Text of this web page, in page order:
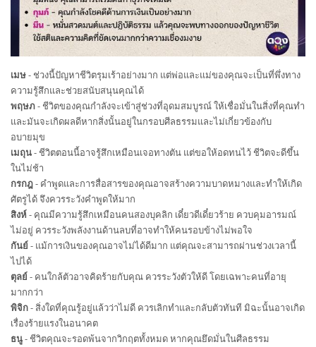
เมษ- ช่วงนี้ปัญหาชีวิตรุมเร้าอย่างมาก แต่พ่อและแม่ของคุณจะเป็นที่พึ่งทาง
ความรู้สึกและช่วยสนับสนุนคุณได้
พฤษภ- ชีวิตของคุณกำลังจะเข้าสู่ช่วงที่อุดมสมบูรณ์ ให้เชื่อมั่นในสิ่งที่คุณทำ
และมันจะเกิดผลดีหากสิ่งนั้นอยู่ในกรอบศีลธรรมและไม่เกี่ยวข้องกับ
อบายมุข
เมถุน- ชีวิตตอนนี้อาจรู้สึกเหมือนเจอทางตัน แต่ขอให้อดทนไว้ ชีวิตจะดีขึ้น
ในไม่ช้า
กรกฎ- คำพูดและการสื่อสารของคุณอาจสร้างความบาดหมางและทำให้เกิด
ศัตรูได้ จึงควรระวังคำพูดให้มาก
สิงห์- คุณมีความรู้สึกเหมือนคนสองบุคลิก เดี๋ยวดีเดี๋ยวร้าย ควบคุมอารมณ์
ไม่อยู่ ควรระวังพลังงานด้านลบที่อาจทำให้คนรอบข้างไม่พอใจ
กันย์- แม้การเงินของคุณอาจไม่ได้ดีมาก แต่คุณจะสามารถผ่านช่วงเวลานี้
ไปได้
ตุลย์- คนใกล้ตัวอาจคิดร้ายกับคุณ ควรระวังตัวให้ดี โดยเฉพาะคนที่อายุ
มากกว่า
พิจิก- สิ่งใดที่คุณรู้อยู่แล้วว่าไม่ดี ควรเลิกทำและกลับตัวทันที มิฉะนั้นอาจเกิด
เรื่องร้ายแรงในอนาคต
ธนู- ชีวิตคุณจะรอดพ้นจากวิกฤตทั้งหมด หากคุณยึดมั่นในศีลธรรม